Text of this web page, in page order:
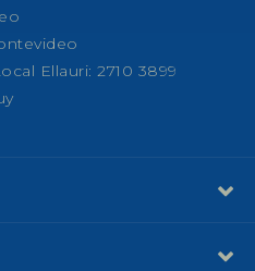
Ellauri: 2710 3899